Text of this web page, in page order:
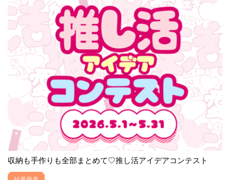
収納も手作りも全部まとめて♡推し活アイデアコンテスト